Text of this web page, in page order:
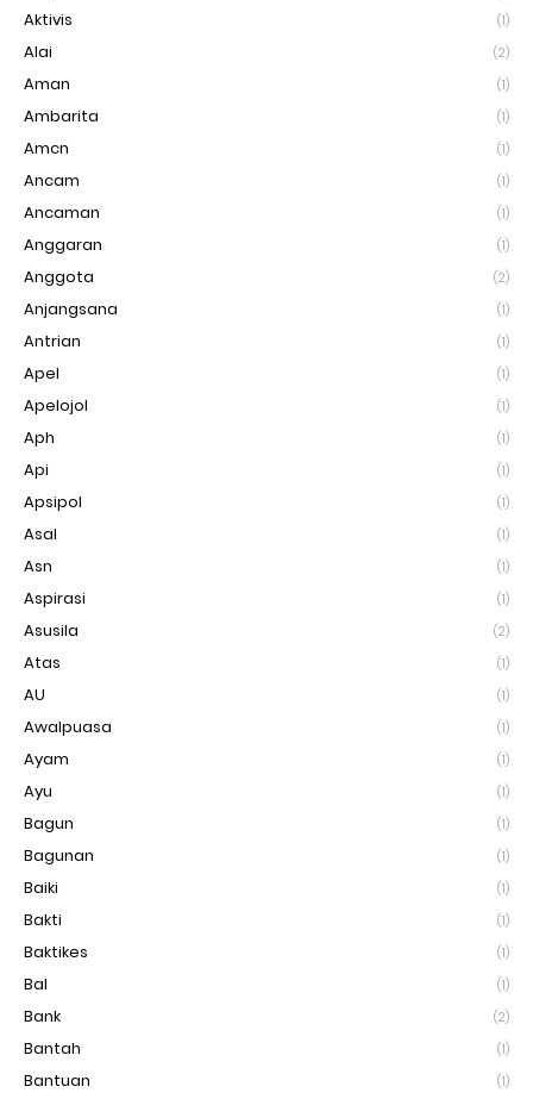
Aktivis (1)
Alai (2)
Aman (1)
Ambarita (1)
Amcn (1)
Ancam (1)
Ancaman (1)
Anggaran (1)
Anggota (2)
Anjangsana (1)
Antrian (1)
Apel (1)
Apelojol (1)
Aph (1)
Api (1)
Apsipol (1)
Asal (1)
Asn (1)
Aspirasi (1)
Asusila (2)
Atas (1)
AU (1)
Awalpuasa (1)
Ayam (1)
Ayu (1)
Bagun (1)
Bagunan (1)
Baiki (1)
Bakti (1)
Baktikes (1)
Bal (1)
Bank (2)
Bantah (1)
Bantuan (1)